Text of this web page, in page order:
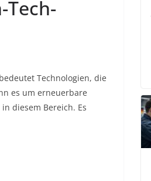
Tech-
Technologien, die
es um erneuerbare
diesem Bereich. Es